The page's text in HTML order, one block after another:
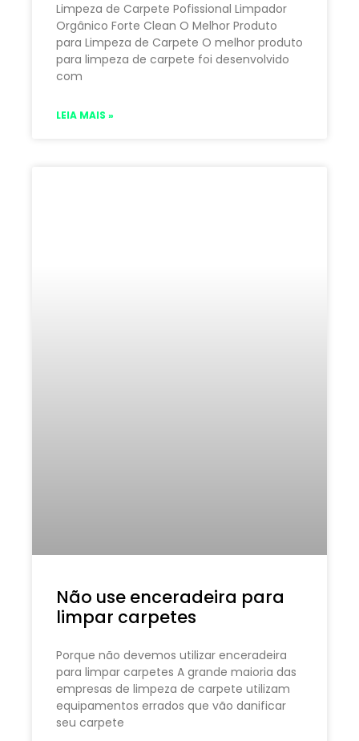
Limpeza de Carpete Pofissional Limpador
Orgânico Forte Clean O Melhor Produto
para Limpeza de Carpete O melhor produto
para limpeza de carpete foi desenvolvido
com
LEIA MAIS »
Não use enceradeira para
limpar carpetes
Porque não devemos utilizar enceradeira
para limpar carpetes A grande maioria das
empresas de limpeza de carpete utilizam
equipamentos errados que vão danificar
seu carpete